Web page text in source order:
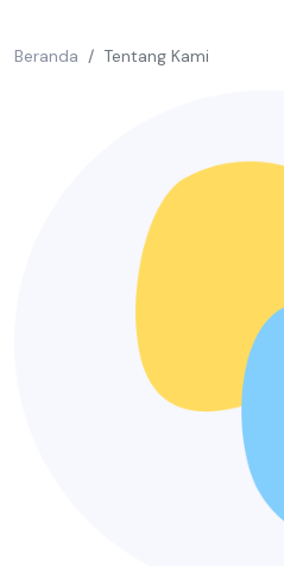
Beranda Tentang Kami